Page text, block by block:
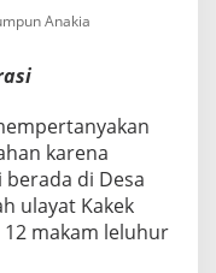
Anakia
karena
berada di Desa
ulayat Kakek
makam leluhur